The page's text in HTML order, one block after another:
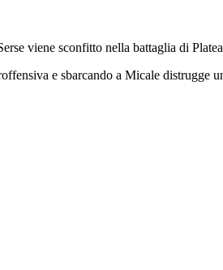
viene sconfitto nella battaglia di
e sbarcando a Micale distrugge